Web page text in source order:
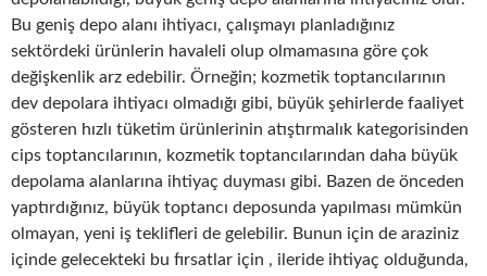
Bu geniş depo alanı ihtiyacı, çalışmayı planladığınız
sektördeki ürünlerin havaleli olup olmamasına göre çok
değişkenlik arz edebilir. Örneğin; kozmetik toptancılarının
dev depolara ihtiyacı olmadığı gibi, büyük şehirlerde faaliyet
gösteren hızlı tüketim ürünlerinin atıştırmalık kategorisinden
cips toptancılarının, kozmetik toptancılarından daha büyük
depolama alanlarına ihtiyaç duyması gibi. Bazen de önceden
yaptırdığınız, büyük toptancı deposunda yapılması mümkün
olmayan, yeni iş teklifleri de gelebilir. Bunun için de araziniz
içinde gelecekteki bu fırsatlar için , ileride ihtiyaç olduğunda,